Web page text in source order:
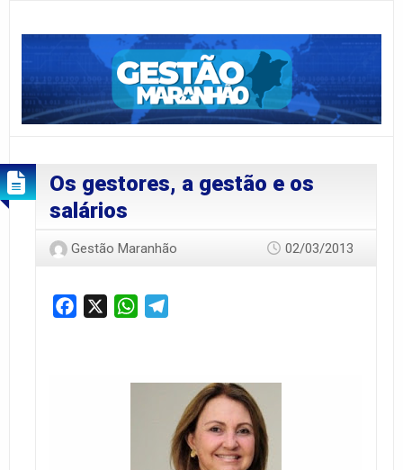
Os gestores, a gestão e os
salários
Gestão Maranhão 02/03/2013
Facebook WhatsApp